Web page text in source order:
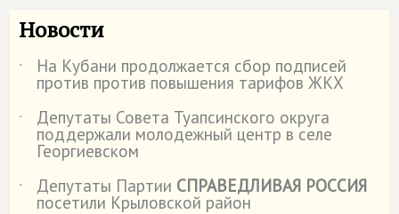
Новости
˙ На Кубани продолжается сбор подписей
против против повышения тарифов ЖКХ
˙
Депутаты Совета Туапсинского округа
поддержали молодежный центр в селе
Георгиевском
˙
Депутаты Партии СПРАВЕДЛИВАЯ РОССИЯ
посетили Крыловской район